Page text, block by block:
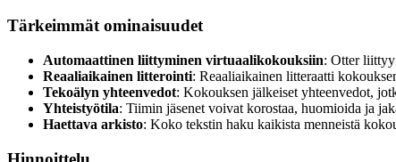
Tärkeimmät ominaisuudet
Automaattinen liittyminen virtuaalikokouksiin: Otter liittyy
Reaaliaikainen litterointi: Reaaliaikainen litteraatti
Tekoälyn yhteenvedot: Kokouksen jälkeiset yhteenvedot,
Yhteistyötila: Tiimin jäsenet voivat korostaa, huomioida ja
Haettava arkisto: Koko tekstin haku kaikista menneistä